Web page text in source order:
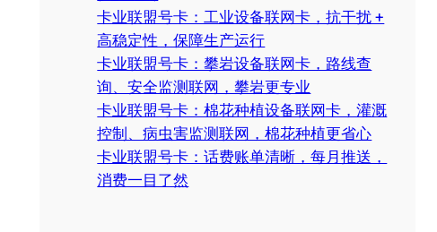
卡业联盟号卡：工业设备联网卡，抗干扰 +
高稳定性，保障生产运行
卡业联盟号卡：攀岩设备联网卡，路线查
询、安全监测联网，攀岩更专业
卡业联盟号卡：棉花种植设备联网卡，灌溉
控制、病虫害监测联网，棉花种植更省心
卡业联盟号卡：话费账单清晰，每月推送，
消费一目了然